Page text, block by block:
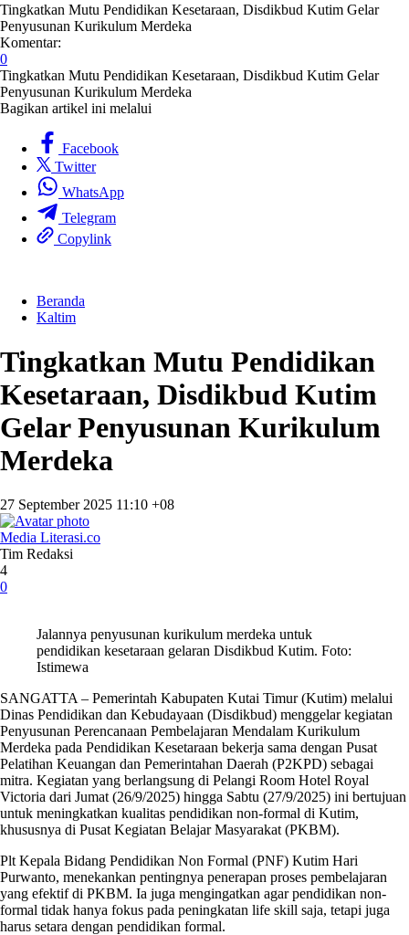
Tingkatkan Mutu Pendidikan Kesetaraan, Disdikbud Kutim Gelar
Penyusunan Kurikulum Merdeka
Komentar:
0
Tingkatkan Mutu Pendidikan Kesetaraan, Disdikbud Kutim Gelar
Penyusunan Kurikulum Merdeka
Bagikan artikel ini melalui
Facebook
Twitter
WhatsApp
Telegram
Copylink
Beranda
Kaltim
Tingkatkan Mutu Pendidikan
Kesetaraan, Disdikbud Kutim
Gelar Penyusunan Kurikulum
Merdeka
27 September 2025 11:10 +08
Media Literasi.co
Tim Redaksi
4
0
Jalannya penyusunan kurikulum merdeka untuk
pendidikan kesetaraan gelaran Disdikbud Kutim. Foto:
Istimewa
SANGATTA – Pemerintah Kabupaten Kutai Timur (Kutim) melalui
Dinas Pendidikan dan Kebudayaan (Disdikbud) menggelar kegiatan
Penyusunan Perencanaan Pembelajaran Mendalam Kurikulum
Merdeka pada Pendidikan Kesetaraan bekerja sama dengan Pusat
Pelatihan Keuangan dan Pemerintahan Daerah (P2KPD) sebagai
mitra. Kegiatan yang berlangsung di Pelangi Room Hotel Royal
Victoria dari Jumat (26/9/2025) hingga Sabtu (27/9/2025) ini bertujuan
untuk meningkatkan kualitas pendidikan non-formal di Kutim,
khususnya di Pusat Kegiatan Belajar Masyarakat (PKBM).
Plt Kepala Bidang Pendidikan Non Formal (PNF) Kutim Hari
Purwanto, menekankan pentingnya penerapan proses pembelajaran
yang efektif di PKBM. Ia juga mengingatkan agar pendidikan non-
formal tidak hanya fokus pada peningkatan life skill saja, tetapi juga
harus setara dengan pendidikan formal.